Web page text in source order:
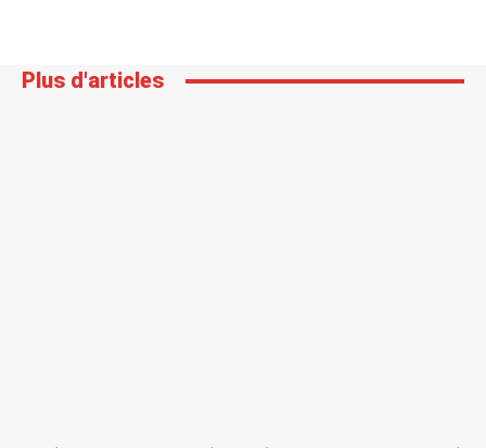
Plus d'articles